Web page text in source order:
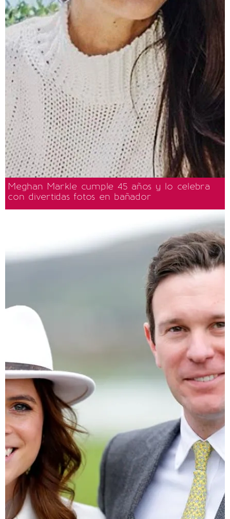
Meghan Markle cumple 45 años y lo celebra
con divertidas fotos en bañador